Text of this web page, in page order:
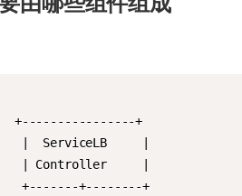
下
+----------------+
|  ServiceLB     |
| Controller     |
+-------+--------+